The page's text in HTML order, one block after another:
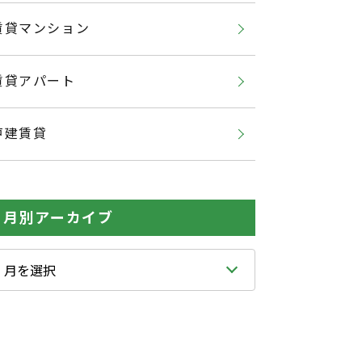
貸マンション
貸アパート
建賃貸
月別アーカイブ